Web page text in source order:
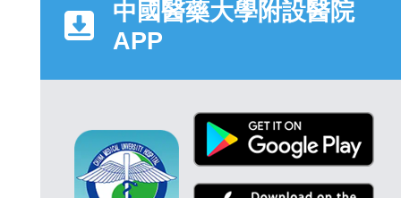
中國醫藥大學附設醫院
APP